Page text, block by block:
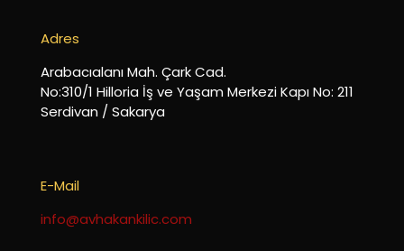
Adres
Arabacıalanı Mah. Çark Cad.
No:310/1 Hilloria İş ve Yaşam Merkezi Kapı No: 211
Serdivan / Sakarya
E-Mail
info@avhakankilic.com